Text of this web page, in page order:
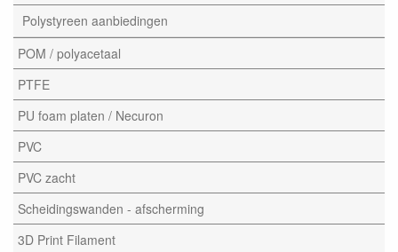
Polystyreen aanbiedingen
POM / polyacetaal
PTFE
PU foam platen / Necuron
PVC
PVC zacht
Scheidingswanden - afscherming
3D Print Filament